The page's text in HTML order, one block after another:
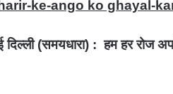
ke-ango ko ghayal-
दिल्ली (समयधारा) : हम हर रोज